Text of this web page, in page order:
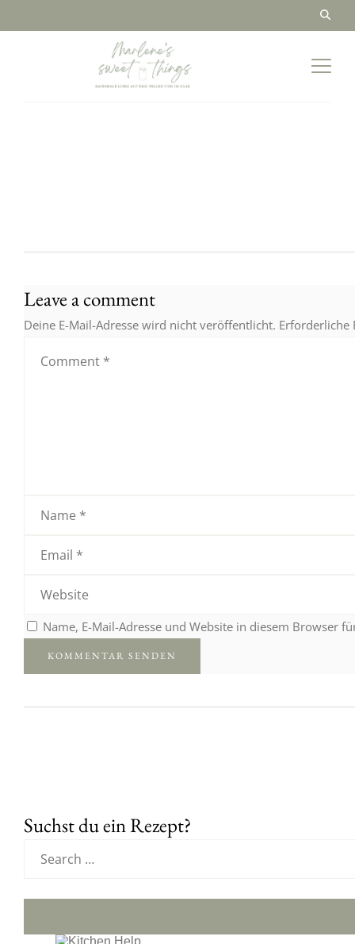
Leave a comment
Deine E-Mail-Adresse wird nicht veröffentlicht.
Name, E-Mail-Adresse und Website in diesem Browser
Suchst du ein Rezept?